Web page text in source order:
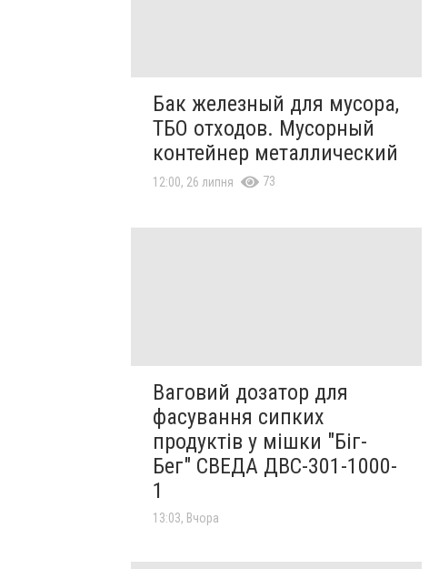
Бак железный для мусора,
ТБО отходов. Мусорный
контейнер металлический
12:00, 26 липня 73
Ваговий дозатор для
фасування сипких
продуктів у мішки "Біг-
Бег" СВЕДА ДВС-301-1000-
1
13:03, Вчора